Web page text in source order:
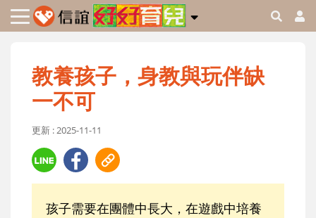
教養孩子，身教與玩伴缺
一不可
更新 : 2025-11-11
孩子需要在團體中長大，在遊戲中培養